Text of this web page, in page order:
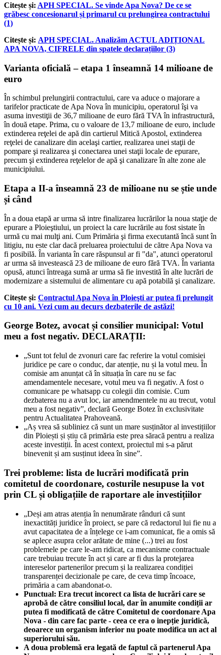
Citește și: APH SPECIAL. Se vinde Apa Nova? De ce se
grăbesc concesionarul și primarul cu prelungirea contractului
(1)
Citește și: APH SPECIAL. Analizăm ACTUL ADIȚIONAL
APA NOVA, CIFRELE din spatele declarațiilor (3)
Varianta oficială – etapa 1 înseamnă 14 milioane de
euro
În schimbul prelungirii contractului, care va aduce o majorare a
tarifelor practicate de Apa Nova în municipiu, operatorul îşi va
asuma investiţii de 36,7 milioane de euro fără TVA în infrastructură,
în două etape. Prima, cu o valoare de 13,7 milioane de euro, include
extinderea reţelei de apă din cartierul Mitică Apostol, extinderea
reţelei de canalizare din acelaşi cartier, realizarea unei staţii de
pompare şi realizarea şi conectarea unei staţii locale de epurare,
precum şi extinderea reţelelor de apă şi canalizare în alte zone ale
municipiului.
Etapa a II-a înseamnă 23 de milioane nu se știe unde
și când
În a doua etapă ar urma să intre finalizarea lucrărilor la noua staţie de
epurare a Ploieştiului, un proiect la care lucrările au fost sistate în
urmă cu mai mulţi ani. Cum Primăria şi firma executantă încă sunt în
litigiu, nu este clar dacă preluarea proiectului de către Apa Nova va
fi posibilă. În varianta în care răspunsul ar fi "da", atunci operatorul
ar urma să investească 23 de milioane de euro fără TVA. În varianta
opusă, atunci întreaga sumă ar urma să fie investită în alte lucrări de
modernizare a sistemului de alimentare cu apă potabilă şi canalizare.
Citește și: Contractul Apa Nova în Ploieşti ar putea fi prelungit
cu 10 ani. Vezi cum au decurs dezbaterile de astăzi!
George Botez, avocat și consilier municipal: Votul
meu a fost negativ. DECLARAȚII:
„Sunt tot felul de zvonuri care fac referire la votul comisiei
juridice pe care o conduc, dar atenție, nu și la votul meu. În
comisie am anunțat că în situația în care nu se fac
amendamentele necesare, votul meu va fi negativ. A fost o
comunicare pe whatsapp cu colegii din comisie. Cum
dezbaterea nu a avut loc, iar amendmentele nu au trecut, votul
meu a fost negativ”, declară George Botez în exclusivitate
pentru Actualitatea Prahoveană.
„Aș vrea să subliniez că sunt un mare susținător al investițiilor
din Ploiești și știu că primăria este prea săracă pentru a realiza
aceste investiții. În acest context, proiectul mi s-a părut
binevenit și am susținut ideea în sine”.
Trei probleme: lista de lucrări modificată prin
comitetul de coordonare, costurile nesupuse la vot
prin CL și obligațiile de raportare ale investițiilor
„Deși am atras atenția în nenumărate rânduri că sunt
inexactități juridice în proiect, se pare că redactorul lui fie nu a
avut capacitatea de a înțelege ce i-am comunicat, fie a omis să
se aplece asupra celor arătate de mine (...) trei au fost
problemele pe care le-am ridicat, ca mecanisme contractuale
care trebuiau trecute în act și care ar fi dus la protejarea
intereselor partenerilor precum și la realizarea condiției
transparenței decizionale pe care, de ceva timp încoace,
primăria a cam abandonat-o.
Punctual: Era trecut incorect ca lista de lucrări care se
aprobă de către consiliul local, dar în anumite condiții ar
putea fi modificată de către Comitetul de coordonare Apa
Nova - din care fac parte - ceea ce era o inepție juridică,
deoarece un organism inferior nu poate modifica un act al
superiorului său.
A doua problemă era legată de faptul că partenerul Apa